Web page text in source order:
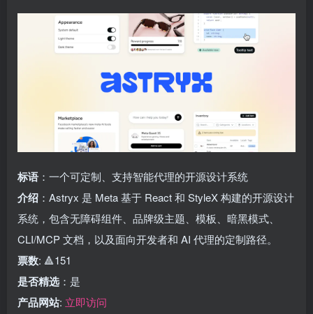
标语 ：一个可定制、支持智能代理的开源设计系统
介绍 ：Astryx 是 Meta 基于 React 和 StyleX 构建的开源设计
系统，包含无障碍组件、品牌级主题、模板、暗黑模式、
CLI/MCP 文档，以及面向开发者和 AI 代理的定制路径。
票数: 🔺151
是否精选 ：是
产品网站: 立即访问